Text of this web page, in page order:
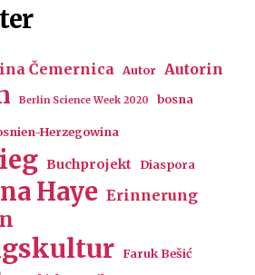
Čemernica Autor Autorin
Berlin Science Week 2020 bosna
Herzegowina
Buchprojekt Diaspora
Haye Erinnerung
Faruk Bešić